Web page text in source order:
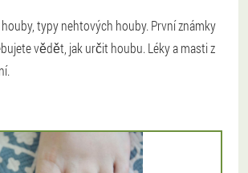
typy nehtových houby. První známky
vědět, jak určit houbu. Léky a masti z